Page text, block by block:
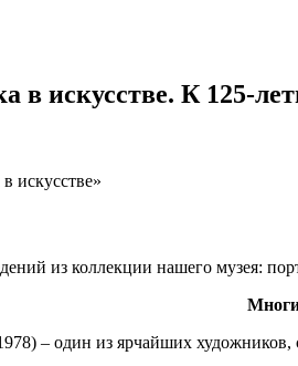
в искусстве. К 125-
из коллекции нашего музея:
– один из ярчайших